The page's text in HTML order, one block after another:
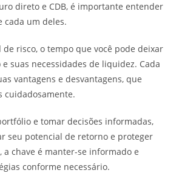
direto e CDB, é importante entender
cada um deles.
risco, o tempo que você pode deixar
suas necessidades de liquidez. Cada
vantagens e desvantagens, que
cuidadosamente.
e tomar decisões informadas,
seu potencial de retorno e proteger
a chave é manter-se informado e
conforme necessário.